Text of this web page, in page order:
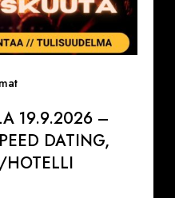
19.9.2026 –
DATING,
HOTELLI